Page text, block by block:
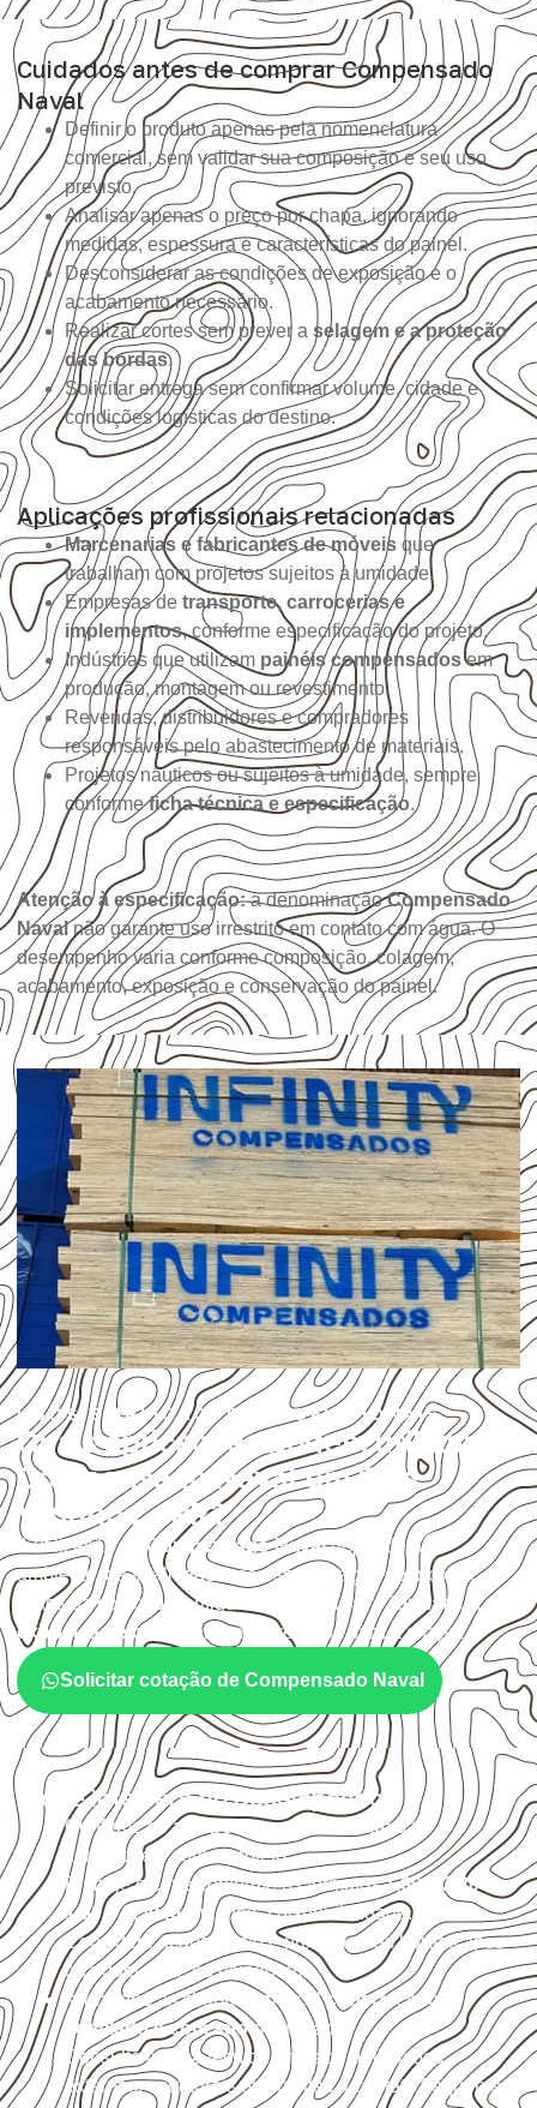
Cuidados antes de comprar Compensado
Naval
Definir o produto apenas pela nomenclatura
comercial, sem validar sua composição e seu uso
previsto.
Analisar apenas o preço por chapa, ignorando
medidas, espessura e características do painel.
Desconsiderar as condições de exposição e o
acabamento necessário.
Realizar cortes sem prever a selagem e a proteção
das bordas.
Solicitar entrega sem confirmar volume, cidade e
condições logísticas do destino.
Aplicações profissionais relacionadas
Marcenarias e fabricantes de móveis que
trabalham com projetos sujeitos à umidade.
Empresas de transporte, carrocerias e
implementos, conforme especificação do projeto.
Indústrias que utilizam painéis compensadosem
produção, montagem ou revestimento.
Revendas, distribuidores e compradores
responsáveis pelo abastecimento de materiais.
Projetos náuticos ou sujeitos à umidade, sempre
conformeficha técnica e especificação.
Atenção à especificação:a denominaçãoCompensado
Navalnão garante uso irrestrito em contato com água. O
desempenho varia conforme composição, colagem,
acabamento, exposição e conservação do painel.
USOS E APLICAÇÕES PROFISSIONAIS
Quais aplicações podem utilizar
Compensado Naval em Dois
Vizinhos – PR?
A utilização do Compensado Navaldepende do
ambiente, da finalidade e da especificação do projeto.
Antes da cotação, verifique a
espessura, o formato, a
exposição e o acabamento
previstos para a chapa.
Solicitar cotação de Compensado Naval
O que interfere no desempenho
Confirme se a espessura e o formatosão
compatíveis com o projeto.
Planeje o corte conforme os formatos1,60 × 2,20 m e
1,60 × 2,50 m, sujeitos à disponibilidade.
Considere acabamento e proteção das bordas após
qualquer corte ou usinagem.
Armazene as chapas em localcoberto, seco,
ventilado e com apoio nivelado
Consulte a ficha técnica antes de aplicações
externas, estruturais ou sujeitas a contato frequente